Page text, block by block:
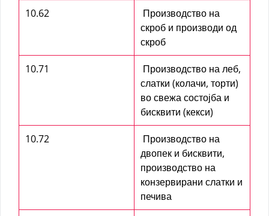
10.62
Производство на
скроб и производи од
скроб
10.71
Производство на леб,
слатки (колачи, торти)
во свежа состојба и
бисквити (кекси)
10.72
Производство на
двопек и бисквити,
производство на
конзервирани слатки и
печива